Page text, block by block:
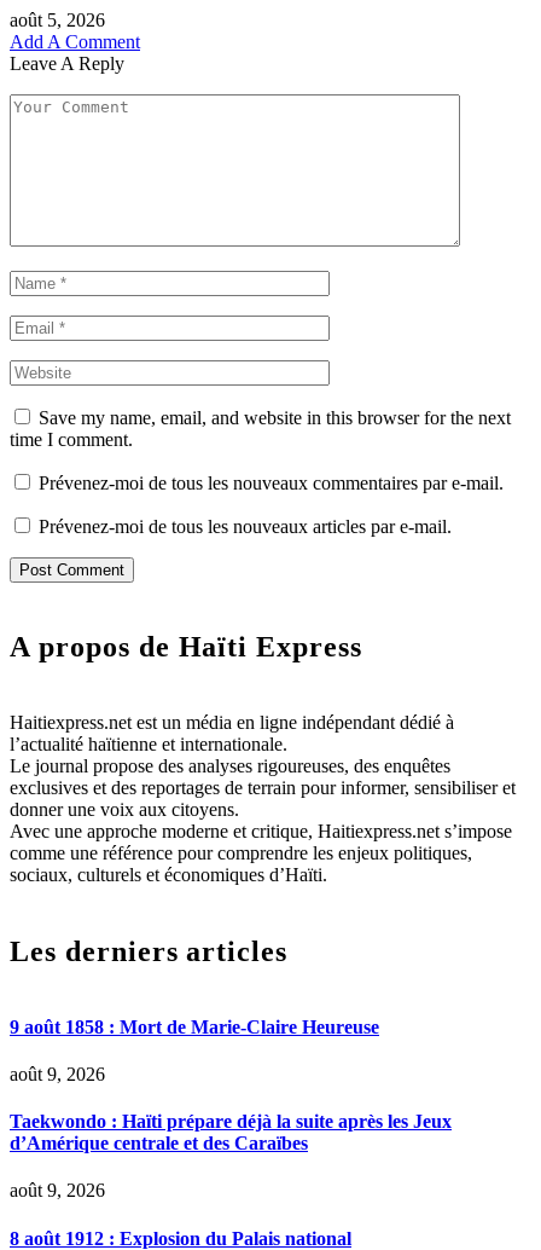
août 5, 2026
Add A Comment
Leave A Reply
Save my name, email, and website in this browser for the next
time I comment.
Prévenez-moi de tous les nouveaux commentaires par e-mail.
Prévenez-moi de tous les nouveaux articles par e-mail.
A propos de Haïti Express
Haitiexpress.net est un média en ligne indépendant dédié à
l’actualité haïtienne et internationale.
Le journal propose des analyses rigoureuses, des enquêtes
exclusives et des reportages de terrain pour informer, sensibiliser et
donner une voix aux citoyens.
Avec une approche moderne et critique, Haitiexpress.net s’impose
comme une référence pour comprendre les enjeux politiques,
sociaux, culturels et économiques d’Haïti.
Les derniers articles
9 août 1858 : Mort de Marie-Claire Heureuse
août 9, 2026
Taekwondo : Haïti prépare déjà la suite après les Jeux
d’Amérique centrale et des Caraïbes
août 9, 2026
8 août 1912 : Explosion du Palais national